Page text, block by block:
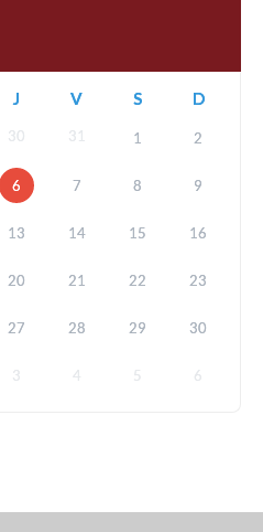
J V S D
30 31 1 2
6 7 8 9
13 14 15 16
20 21 22 23
27 28 29 30
3 4 5 6